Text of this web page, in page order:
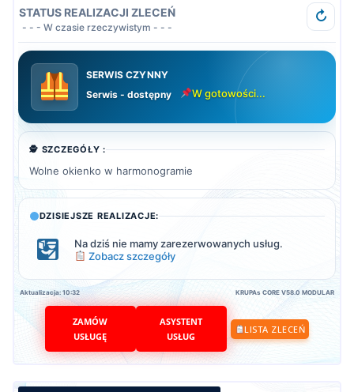
STATUS REALIZACJI ZLECEŃ
- - - W czasie rzeczywistym - - -
↻
SERWIS CZYNNY
Serwis - dostępny
W gotowości...
🕵️ SZCZEGÓŁY :
Wolne okienko w harmonogramie
DZISIEJSZE REALIZACJE:
Na dziś nie mamy zarezerwowanych usług.
Zobacz szczegóły
Aktualizacja: 10:32 KRUPAs CORE V58.0 MODULAR
ZAMÓW
USŁUGĘ
ASYSTENT
USŁUG
LISTA ZLECEŃ